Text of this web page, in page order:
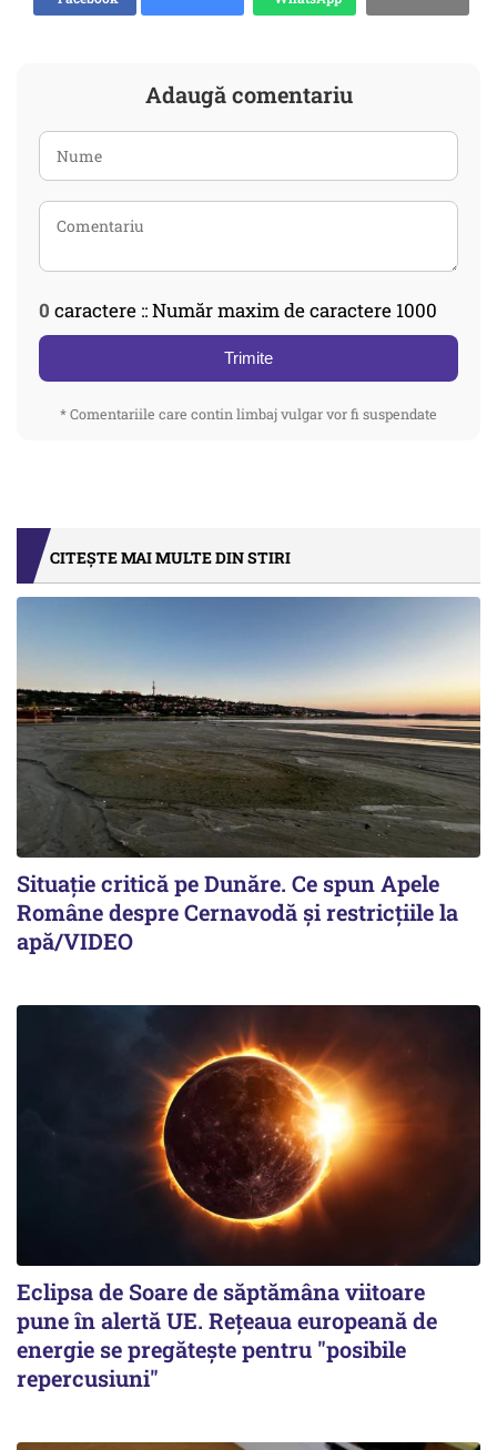
Adaugă comentariu
0 caractere :: Număr maxim de caractere 1000
Trimite
* Comentariile care contin limbaj vulgar vor fi suspendate
CITEȘTE MAI MULTE DIN STIRI
Situație critică pe Dunăre. Ce spun Apele
Române despre Cernavodă și restricțiile la
apă/VIDEO
Eclipsa de Soare de săptămâna viitoare
pune în alertă UE. Rețeaua europeană de
energie se pregătește pentru "posibile
repercusiuni"